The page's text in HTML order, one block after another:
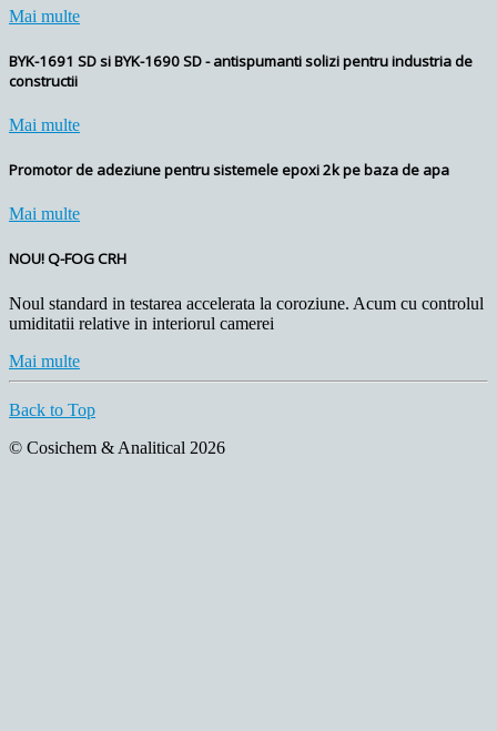
Mai multe
BYK-1691 SD si BYK-1690 SD - antispumanti solizi pentru industria de
constructii
Mai multe
Promotor de adeziune pentru sistemele epoxi 2k pe baza de apa
Mai multe
NOU! Q-FOG CRH
Noul standard in testarea accelerata la coroziune. Acum cu controlul
umiditatii relative in interiorul camerei
Mai multe
Back to Top
© Cosichem & Analitical 2026